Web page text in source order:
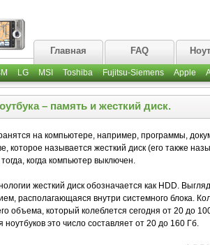
Главная FAQ
LG MSI Toshiba Fujitsu-Siemens Apple
– память и жесткий диск.
на компьютере, например, программы,
которое называется жесткий диск (его также
когда компьютер выключен.
жесткий диск обозначается как HDD.
располагающаяся внутри системного блока.
объема, который колеблется сегодня от 20 до
это число составляет от 20 до 160 Гб.